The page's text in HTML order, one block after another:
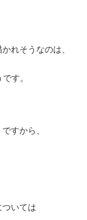
れそうなのは、
す。
すから、
いては